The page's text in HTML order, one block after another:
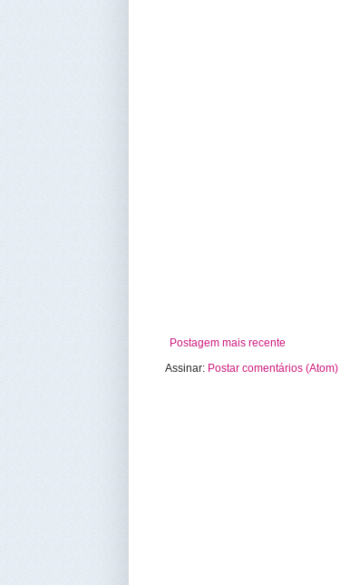
Postagem mais recente
Assinar: Postar comentários (Atom)